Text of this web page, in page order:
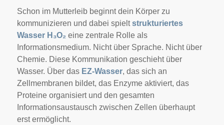
Schon im Mutterleib beginnt dein Körper zu
kommunizieren und dabei spieltstrukturiertes
Wasser H₃O₂ eine zentrale Rolle als
Informationsmedium. Nicht über Sprache. Nicht über
Chemie. Diese Kommunikation geschieht über
Wasser. Über das EZ-Wasser, das sich an
Zellmembranen bildet, das Enzyme aktiviert, das
Proteine organisiert und den gesamten
Informationsaustausch zwischen Zellen überhaupt
erst ermöglicht.